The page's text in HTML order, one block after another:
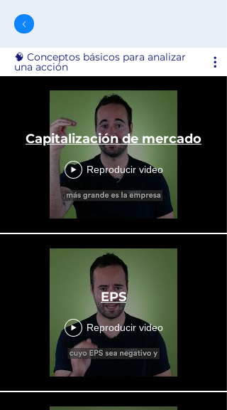
🧠 Conceptos básicos para analizar
una acción
Capitalización de mercado
Reproducir video
EPS
Reproducir video